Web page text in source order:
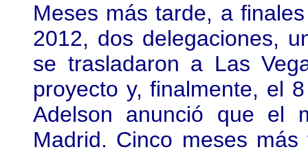
Meses más tarde, a
2012, dos delegaciones,
se trasladaron a Las
proyecto y, finalmente, el
Adelson anunció que el
Madrid. Cinco meses